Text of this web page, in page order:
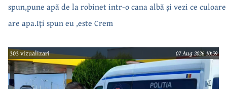
spun,pune apă de la robinet intr-o cana albă și vezi ce culoare
are apa.Iți spun eu ,este Crem
303 vizualizari 07 Aug 2026 10:59